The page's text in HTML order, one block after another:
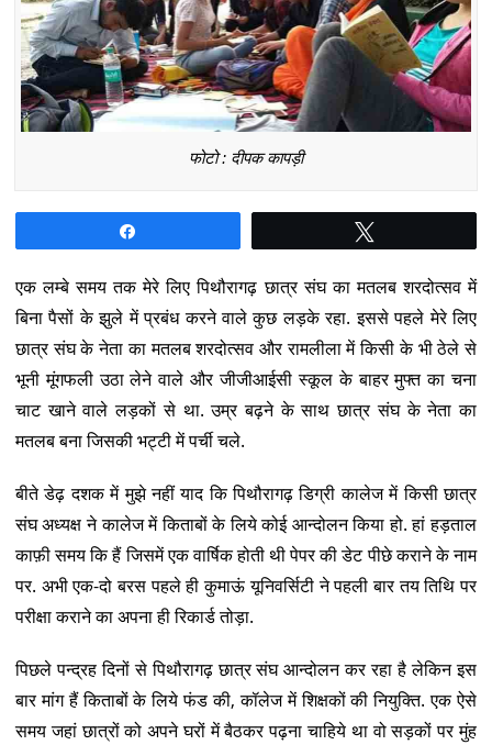
फोटो : दीपक कापड़ी
एक लम्बे समय तक मेरे लिए पिथौरागढ़ छात्र संघ का मतलब शरदोत्सव में
बिना पैसों के झुले में प्रबंध करने वाले कुछ लड़के रहा. इससे पहले मेरे लिए
छात्र संघ के नेता का मतलब शरदोत्सव और रामलीला में किसी के भी ठेले से
भूनी मूंगफली उठा लेने वाले और जीजीआईसी स्कूल के बाहर मुफ्त का चना
चाट खाने वाले लड़कों से था. उम्र बढ़ने के साथ छात्र संघ के नेता का
मतलब बना जिसकी भट्टी में पर्ची चले.
बीते डेढ़ दशक में मुझे नहीं याद कि पिथौरागढ़ डिग्री कालेज में किसी छात्र
संघ अध्यक्ष ने कालेज में किताबों के लिये कोई आन्दोलन किया हो. हां हड़ताल
काफ़ी समय कि हैं जिसमें एक वार्षिक होती थी पेपर की डेट पीछे कराने के नाम
पर. अभी एक-दो बरस पहले ही कुमाऊं यूनिवर्सिटी ने पहली बार तय तिथि पर
परीक्षा कराने का अपना ही रिकार्ड तोड़ा.
पिछले पन्द्रह दिनों से पिथौरागढ़ छात्र संघ आन्दोलन कर रहा है लेकिन इस
बार मांग हैं किताबों के लिये फंड की, कॉलेज में शिक्षकों की नियुक्ति. एक ऐसे
समय जहां छात्रों को अपने घरों में बैठकर पढ़ना चाहिये था वो सड़कों पर मुंह